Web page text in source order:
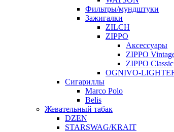
Фильтры/мундштуки
Зажигалки
ZILCH
ZIPPO
Аксессуары
ZIPPO
ZIPPO Classic
OGNIVO-
Сигариллы
Marco Polo
Belis
Жевательный табак
DZEN
STARSWAG/KRAIT